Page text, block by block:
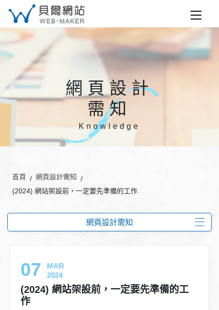
網頁設計
需知
Knowledge
首頁
網頁設計需知
(2024) 網站架設前，一定要先準備的工作
網頁設計需知
07
MAR
2024
(2024) 網站架設前，一定要先準備的工
作